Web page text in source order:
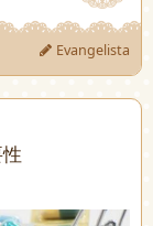
Evangelista